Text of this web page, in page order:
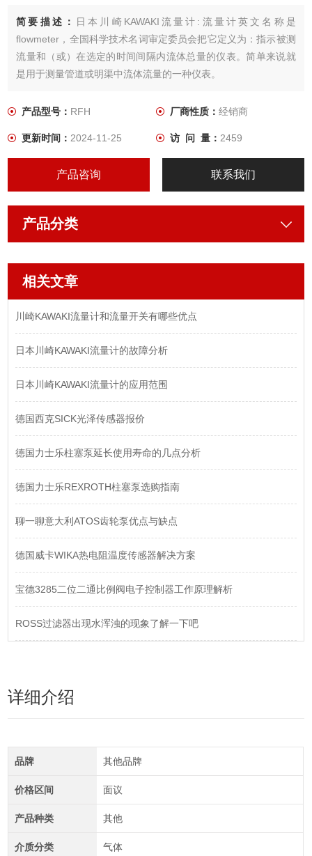
简要描述：
日本川崎KAWAKI流量计:流量计英文名称是
flowmeter，全国科学技术名词审定委员会把它定义为：指示被测
流量和（或）在选定的时间间隔内流体总量的仪表。简单来说就
是用于测量管道或明渠中流体流量的一种仪表。
产品型号： RFH 厂商性质： 经销商
更新时间：2024-11-25 访 问 量： 2459
产品咨询 联系我们
产品分类
相关文章
川崎KAWAKI流量计和流量开关有哪些优点
日本川崎KAWAKI流量计的故障分析
日本川崎KAWAKI流量计的应用范围
德国西克SICK光泽传感器报价
德国力士乐柱塞泵延长使用寿命的几点分析
德国力士乐REXROTH柱塞泵选购指南
聊一聊意大利ATOS齿轮泵优点与缺点
德国威卡WIKA热电阻温度传感器解决方案
宝德3285二位二通比例阀电子控制器工作原理解析
ROSS过滤器出现水浑浊的现象了解一下吧
详细介绍
品牌 其他品牌
价格区间 面议
产品种类 其他
介质分类 气体